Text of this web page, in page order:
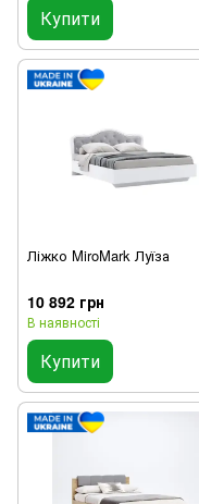
Купити
Ліжко MiroMark Луїза
10 892 грн
В наявності
Купити